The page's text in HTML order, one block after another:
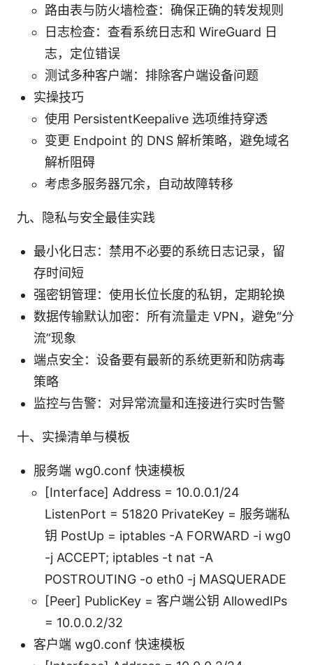
路由表与防火墙检查：确保正确的转发规则
日志检查：查看系统日志和 WireGuard 日
志，定位错误
测试多种客户端：排除客户端设备问题
实操技巧
使用 PersistentKeepalive 选项维持穿透
变更 Endpoint 的 DNS 解析策略，避免域名
解析阻碍
考虑多服务器冗余，自动故障转移
九、隐私与安全最佳实践
最小化日志：禁用不必要的系统日志记录，留
存时间短
强密钥管理：使用长位长度的私钥，定期轮换
数据传输默认加密：所有流量走 VPN，避免“分
流”现象
端点安全：设备要有最新的系统更新和防病毒
策略
监控与告警：对异常流量和连接进行实时告警
十、实操清单与模板
服务端 wg0.conf 快速模板
[Interface] Address = 10.0.0.1/24
ListenPort = 51820 PrivateKey = 服务端私
钥 PostUp = iptables -A FORWARD -i wg0
-j ACCEPT; iptables -t nat -A
POSTROUTING -o eth0 -j MASQUERADE
[Peer] PublicKey = 客户端公钥 AllowedIPs
= 10.0.0.2/32
客户端 wg0.conf 快速模板